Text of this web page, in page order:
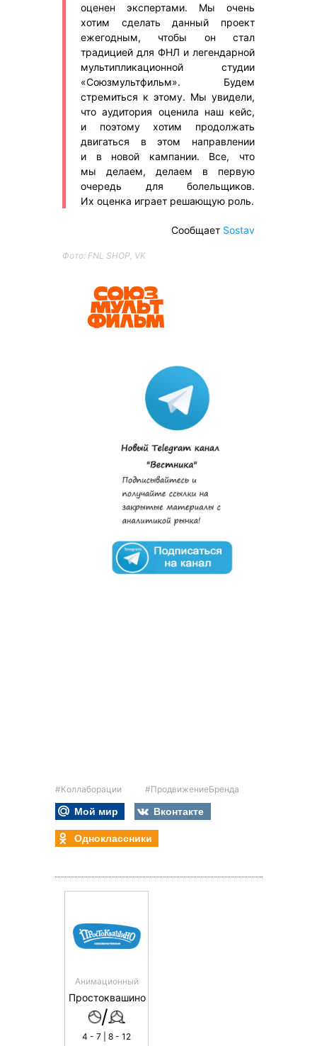
оценен экспертами. Мы очень
хотим сделать данный проект
ежегодным, чтобы он стал
традицией для ФНЛ и легендарной
мультипликационной студии
«Союзмультфильм». Будем
стремиться к этому. Мы увидели,
что аудитория оценила наш кейс,
и поэтому хотим продолжать
двигаться в этом направлении
и в новой кампании. Все, что
мы делаем, делаем в первую
очередь для болельщиков.
Их оценка играет решающую роль.
Сообщает Sostav
Фото: FNL SHOP, VK
#Коллаборации #ПродвижениеБренда
Мой мир
Вконтакте
Одноклассники
Анимационный
Простоквашино
/
4 - 7 | 8 - 12